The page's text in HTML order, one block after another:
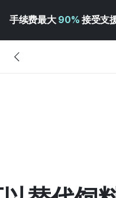
手续费最大 90% 接受支